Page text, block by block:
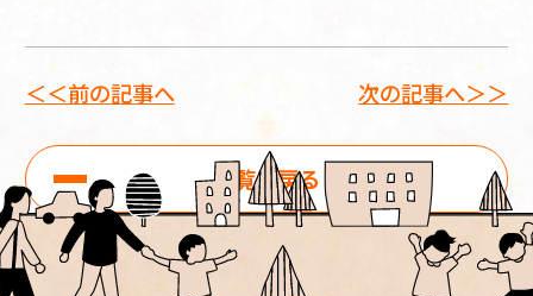
＜＜前の記事へ
一覧に戻る
次の記事へ＞＞